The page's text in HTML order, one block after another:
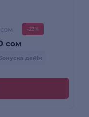
-23%
сом
дейін